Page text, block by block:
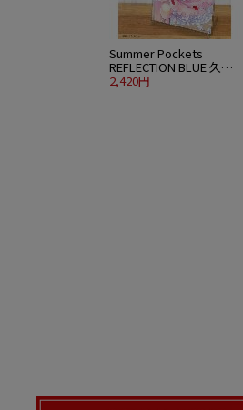
Summer Pockets
REFLECTION BLUE 久島
鴎 アクリルアートスタ
2,420円